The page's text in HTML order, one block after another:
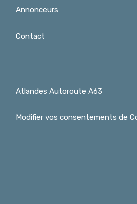
Annonceurs
Contact
Atlandes Autoroute A63
Modifier vos consentements de